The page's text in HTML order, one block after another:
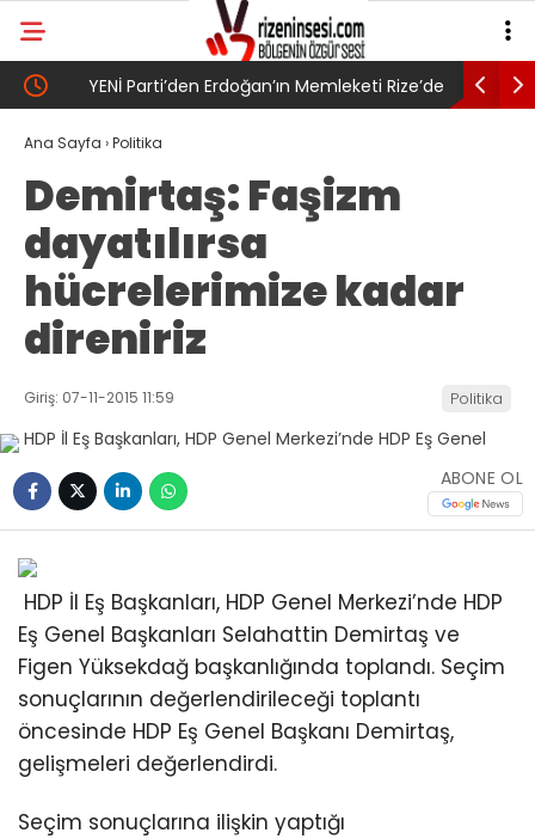
YENİ Parti’den Erdoğan’ın Memleketi Rize’de
Gövde Gösterisi: Üç İlçede Peş Peşe Açılış
SAYIN
Ana Sayfa ›Politika
Demirtaş: Faşizm
dayatılırsa
hücrelerimize kadar
direniriz
Giriş: 07-11-2015 11:59 Politika
ABONE OL
HDP İl Eş Başkanları, HDP Genel Merkezi’nde HDP
Eş Genel Başkanları Selahattin Demirtaş ve
Figen Yüksekdağ başkanlığında toplandı. Seçim
sonuçlarının değerlendirileceği toplantı
öncesinde HDP Eş Genel Başkanı Demirtaş,
gelişmeleri değerlendirdi.
Seçim sonuçlarına ilişkin yaptığı